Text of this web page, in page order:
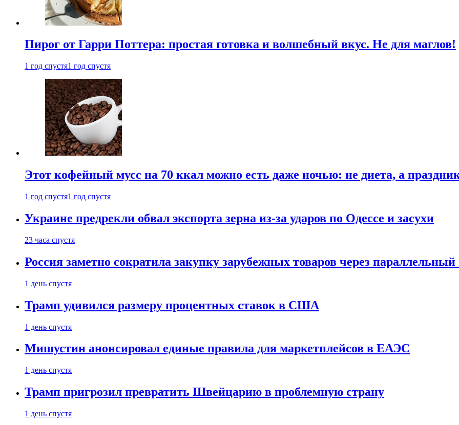
Пирог от Гарри Поттера: простая готовка и волшебный вкус. Не для маглов!
1 год спустя1 год спустя
Этот кофейный мусс на 70 ккал можно есть даже ночью: не диета, а
1 год спустя1 год спустя
Украине предрекли обвал экспорта зерна из-за ударов по Одессе и засухи
23 часа спустя
Россия заметно сократила закупку зарубежных товаров через
1 день спустя
Трамп удивился размеру процентных ставок в США
1 день спустя
Мишустин анонсировал единые правила для маркетплейсов в ЕАЭС
1 день спустя
Трамп пригрозил превратить Швейцарию в проблемную страну
1 день спустя